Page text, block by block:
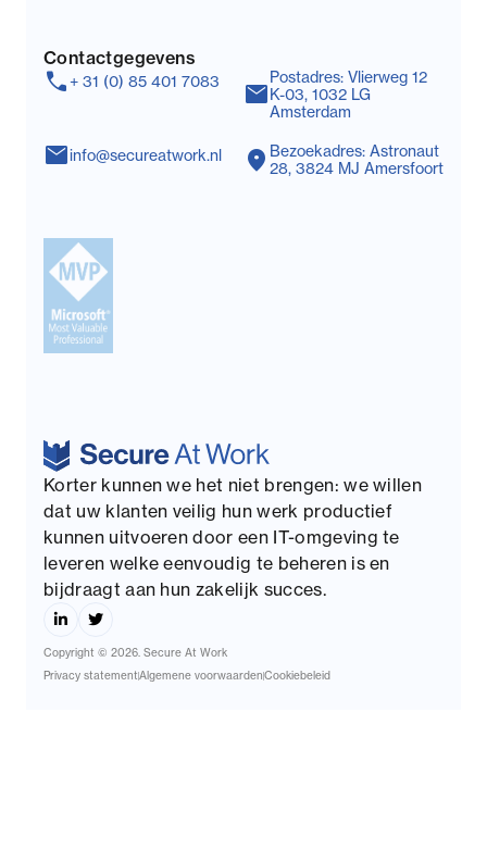
Korter kunnen we het niet brengen: we willen
dat uw klanten veilig hun werk productief
kunnen uitvoeren door een IT-omgeving te
leveren welke eenvoudig te beheren is en
bijdraagt aan hun zakelijk succes.
Copyright © 2026. Secure At Work
Privacy statementAlgemene voorwaardenCookiebeleid
Contactgegevens
call+ 31 (0) 85 401 7083
mailinfo@secureatwork.nl
mail
Postadres: Vlierweg 12
K-03, 1032 LG
Amsterdam
location_on Bezoekadres: Astronaut
28, 3824 MJ Amersfoort